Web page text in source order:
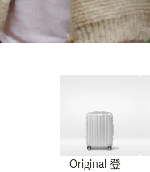
Original 登